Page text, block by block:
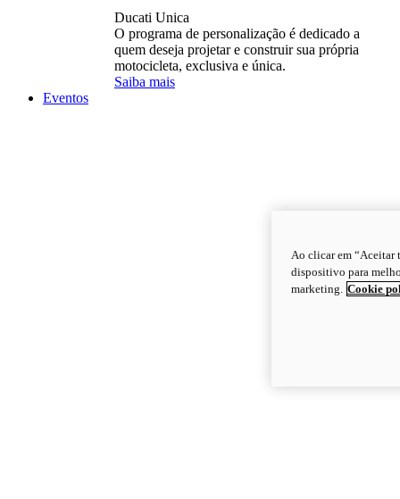
Ducati Unica
O programa de personalização é dedicado a
quem deseja projetar e construir sua própria
motocicleta, exclusiva e única.
Saiba mais
Eventos
Ao clicar em “Aceitar
dispositivo para
marketing. Cookie